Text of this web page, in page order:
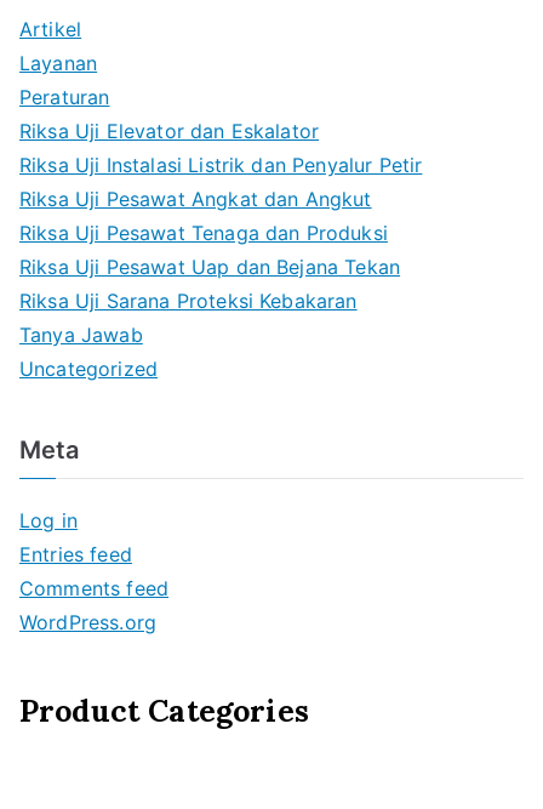
Artikel
Layanan
Peraturan
Riksa Uji Elevator dan Eskalator
Riksa Uji Instalasi Listrik dan Penyalur Petir
Riksa Uji Pesawat Angkat dan Angkut
Riksa Uji Pesawat Tenaga dan Produksi
Riksa Uji Pesawat Uap dan Bejana Tekan
Riksa Uji Sarana Proteksi Kebakaran
Tanya Jawab
Uncategorized
Meta
Log in
Entries feed
Comments feed
WordPress.org
Product Categories